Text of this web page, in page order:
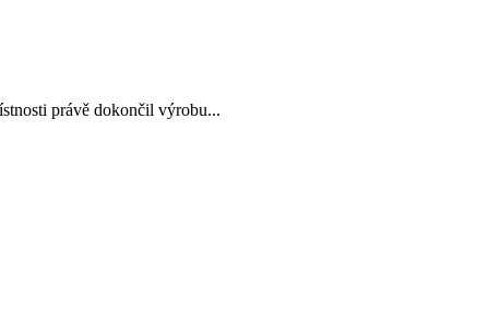
právě dokončil výrobu...